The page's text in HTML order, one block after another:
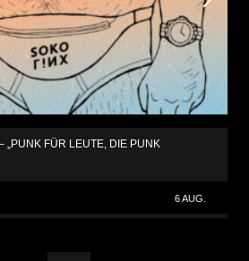
„PUNK FÜR LEUTE, DIE PUNK
6 AUG.